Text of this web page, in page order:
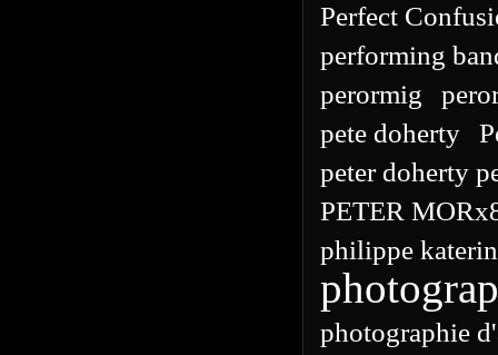
Perfect
performing
perormig
pete doherty
peter doherty
PETER
philippe
photographie